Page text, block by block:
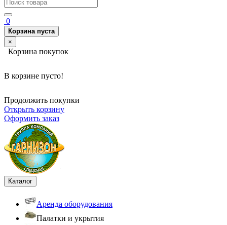
0
Корзина пуста
×
Корзина покупок
В корзине пусто!
Продолжить покупки
Открыть корзину
Оформить заказ
Каталог
Аренда оборудования
Палатки и укрытия